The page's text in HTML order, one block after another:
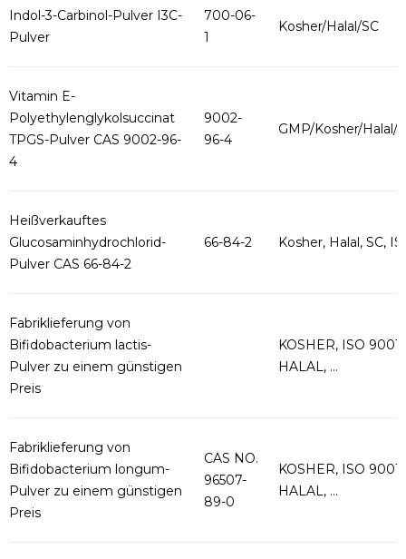
Indol-3-Carbinol-Pulver I3C-
Pulver
700-06-
1
Kosher/Halal/SC
Vitamin E-
Polyethylenglykolsuccinat
TPGS-Pulver CAS 9002-96-
4
9002-
96-4
GMP/Kosher/Halal/
Heißverkauftes
Glucosaminhydrochlorid-
Pulver CAS 66-84-2
66-84-2 Kosher, Halal, SC,
Fabriklieferung von
Bifidobacterium lactis-
Pulver zu einem günstigen
Preis
KOSHER, ISO 9001,
HALAL, ...
Fabriklieferung von
Bifidobacterium longum-
Pulver zu einem günstigen
Preis
CAS NO.
96507-
89-0
KOSHER, ISO 9001,
HALAL, ...